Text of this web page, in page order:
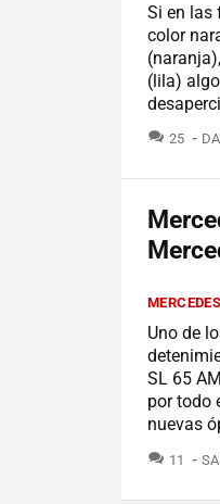
Si en las
color
(lila)
25
MERCEDES
Uno de
SL 65
por todo
nuevas
11